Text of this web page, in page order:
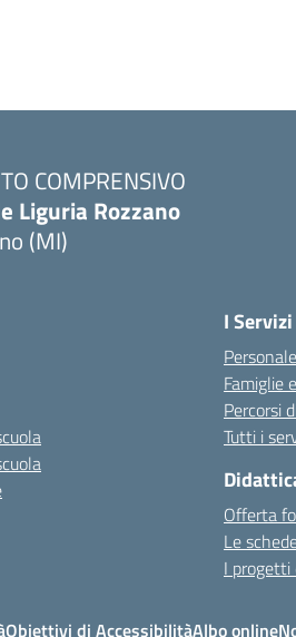
COMPRENSIVO
Liguria Rozzano
(MI)
I Servizi
Famiglie
Percorsi
Tutti i
Offerta
Le
I progetti
Obiettivi di AccessibilitàAlbo online